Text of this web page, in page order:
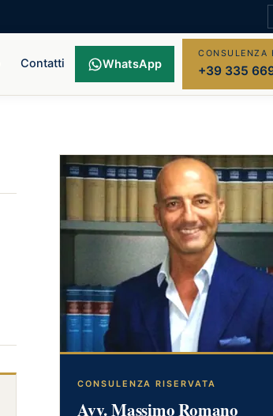
Contatti WhatsApp
CONSULENZA
+39 335
CONSULENZA RISERVATA
Avv. Massimo Romano